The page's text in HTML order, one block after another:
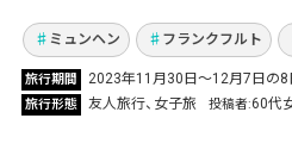
Vol.911
ミュンヘン フランクフルト
旅行期間 2023年11月30日〜12月7日の8
旅行形態 友人旅行 女子旅 投稿者 60代
ベルリンでワーキングホ